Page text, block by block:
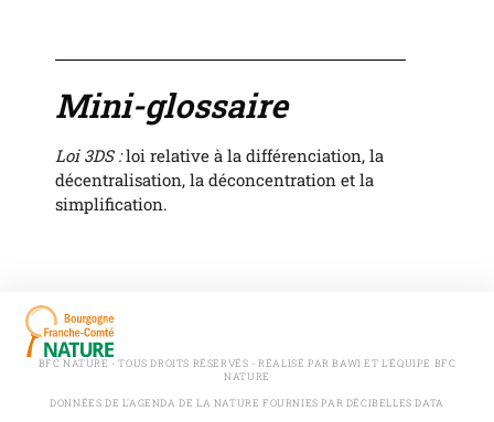
Mini-glossaire
Loi 3DS :loi relative à la différenciation, la
décentralisation, la déconcentration et la
simplification.
BFC NATURE - TOUS DROITS RÉSERVÉS - RÉALISÉ PAR BAWI ET L'ÉQUIPE BFC
NATURE
DONNÉES DE L'AGENDA DE LA NATURE FOURNIES PAR DÉCIBELLES DATA